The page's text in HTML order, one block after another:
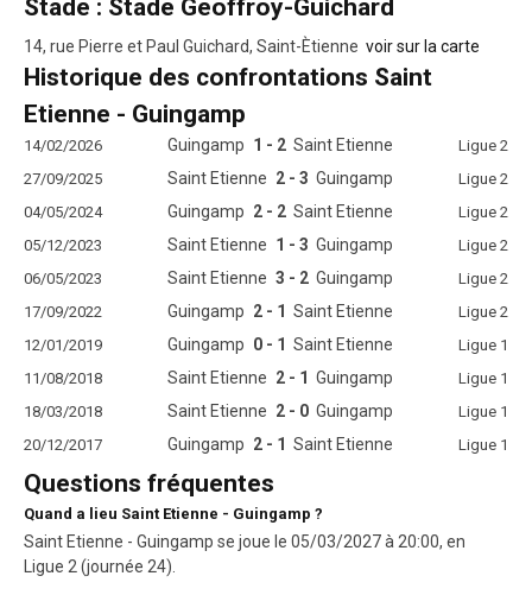
Stade : Stade Geoffroy-Guichard
14, rue Pierre et Paul Guichard, Saint-Ètienne voir sur la carte
Historique des confrontations Saint
Etienne - Guingamp
14/02/2026 Guingamp 1 - 2 Saint Etienne
Ligue 2
27/09/2025
Saint Etienne 2 - 3 Guingamp
Ligue 2
04/05/2024
Guingamp 2 - 2 Saint Etienne
Ligue 2
05/12/2023
Saint Etienne 1 - 3 Guingamp
Ligue 2
06/05/2023
Saint Etienne 3 - 2 Guingamp
Ligue 2
17/09/2022
Guingamp 2 - 1 Saint Etienne
Ligue 2
12/01/2019
Guingamp 0 - 1 Saint Etienne
Ligue 1
11/08/2018
Saint Etienne 2 - 1 Guingamp
Ligue 1
18/03/2018
Saint Etienne 2 - 0 Guingamp
Ligue 1
20/12/2017
Guingamp 2 - 1 Saint Etienne Ligue 1
Questions fréquentes
Quand a lieu Saint Etienne - Guingamp ?
Saint Etienne - Guingamp se joue le 05/03/2027 à 20:00, en
Ligue 2 (journée 24).